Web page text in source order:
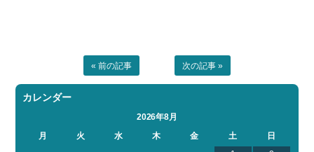
« 前の記事 次の記事 »
カレンダー
2026年8月
月
火 水 木 金 土
日